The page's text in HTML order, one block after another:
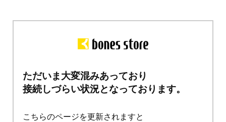
ただいま大変混みあっており
接続しづらい状況となっております。
こちらのページを更新されますと